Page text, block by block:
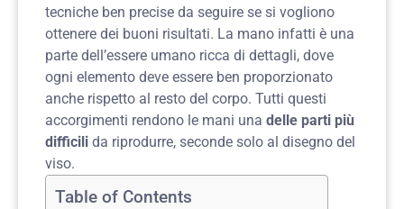
tecniche ben precise da seguire se si vogliono
ottenere dei buoni risultati. La mano infatti è una
parte dell’essere umano ricca di dettagli, dove
ogni elemento deve essere ben proporzionato
anche rispetto al resto del corpo. Tutti questi
accorgimenti rendono le mani una delle parti più
difficili da riprodurre, seconde solo al disegno del
viso.
Table of Contents